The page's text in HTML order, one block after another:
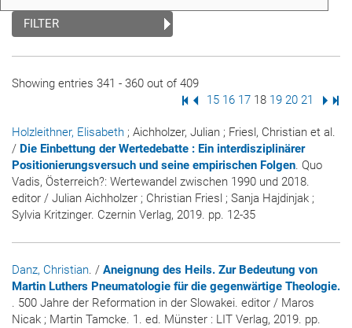
FILTER
Showing entries 341 - 360 out of 409
First Page
Previous Page
Page
15 Page
16 Page
17 Page
18 Page
19 Page
20 Page
21 Next
Holzleithner, Elisabeth ; Aichholzer, Julian ; Friesl, Christian et al.
/ Die Einbettung der Wertedebatte : Ein interdisziplinärer
Positionierungsversuch und seine empirischen Folgen. Quo
Vadis, Österreich?: Wertewandel zwischen 1990 und 2018.
editor / Julian Aichholzer ; Christian Friesl ; Sanja Hajdinjak ;
Sylvia Kritzinger. Czernin Verlag, 2019. pp. 12-35
Danz, Christian. / Aneignung des Heils. Zur Bedeutung von
Martin Luthers Pneumatologie für die gegenwärtige Theologie.
. 500 Jahre der Reformation in der Slowakei. editor / Maros
Nicak ; Martin Tamcke. 1. ed. Münster : LIT Verlag, 2019. pp.